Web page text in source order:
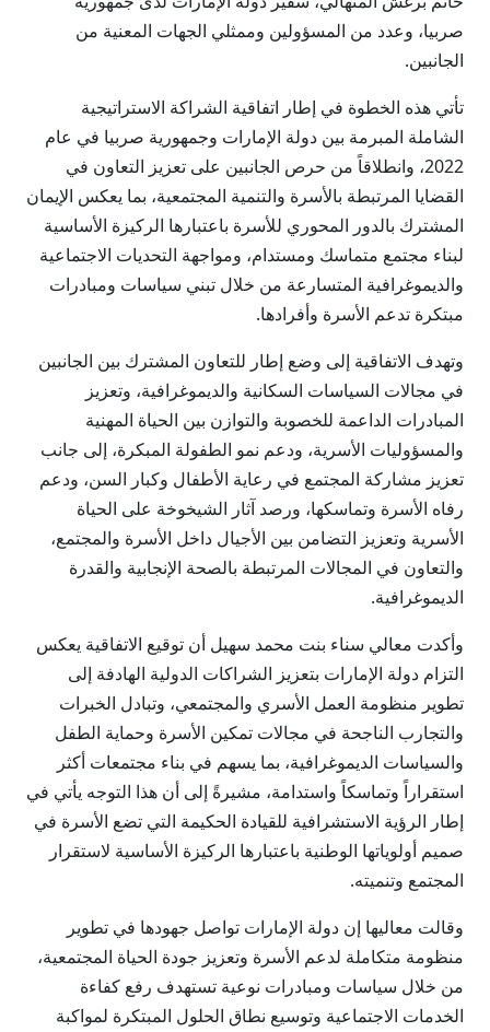
صربيا، وعدد من المسؤولين وممثلي الجهات المعنية من
الجانبين.
تأتي هذه الخطوة في إطار اتفاقية الشراكة الاستراتيجية
الشاملة المبرمة بين دولة الإمارات وجمهورية صربيا في عام
2022، وانطلاقاً من حرص الجانبين على تعزيز التعاون في
القضايا المرتبطة بالأسرة والتنمية المجتمعية، بما يعكس الإيمان
المشترك بالدور المحوري للأسرة باعتبارها الركيزة الأساسية
لبناء مجتمع متماسك ومستدام، ومواجهة التحديات الاجتماعية
والديموغرافية المتسارعة من خلال تبني سياسات ومبادرات
مبتكرة تدعم الأسرة وأفرادها.
وتهدف الاتفاقية إلى وضع إطار للتعاون المشترك بين الجانبين
في مجالات السياسات السكانية والديموغرافية، وتعزيز
المبادرات الداعمة للخصوبة والتوازن بين الحياة المهنية
والمسؤوليات الأسرية، ودعم نمو الطفولة المبكرة، إلى جانب
تعزيز مشاركة المجتمع في رعاية الأطفال وكبار السن، ودعم
رفاه الأسرة وتماسكها، ورصد آثار الشيخوخة على الحياة
الأسرية وتعزيز التضامن بين الأجيال داخل الأسرة والمجتمع،
والتعاون في المجالات المرتبطة بالصحة الإنجابية والقدرة
الديموغرافية.
وأكدت معالي سناء بنت محمد سهيل أن توقيع الاتفاقية يعكس
التزام دولة الإمارات بتعزيز الشراكات الدولية الهادفة إلى
تطوير منظومة العمل الأسري والمجتمعي، وتبادل الخبرات
والتجارب الناجحة في مجالات تمكين الأسرة وحماية الطفل
والسياسات الديموغرافية، بما يسهم في بناء مجتمعات أكثر
استقراراً وتماسكاً واستدامة، مشيرةً إلى أن هذا التوجه يأتي في
إطار الرؤية الاستشرافية للقيادة الحكيمة التي تضع الأسرة في
صميم أولوياتها الوطنية باعتبارها الركيزة الأساسية لاستقرار
المجتمع وتنميته.
وقالت معاليها إن دولة الإمارات تواصل جهودها في تطوير
منظومة متكاملة لدعم الأسرة وتعزيز جودة الحياة المجتمعية،
من خلال سياسات ومبادرات نوعية تستهدف رفع كفاءة
الخدمات الاجتماعية وتوسيع نطاق الحلول المبتكرة لمواكبة